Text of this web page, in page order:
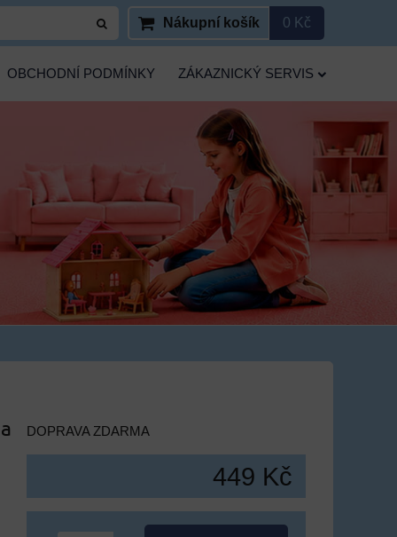
Nákupní košík 0 Kč
OBCHODNÍ PODMÍNKY ZÁKAZNICKÝ SERVIS
DOPRAVA ZDARMA
449 Kč